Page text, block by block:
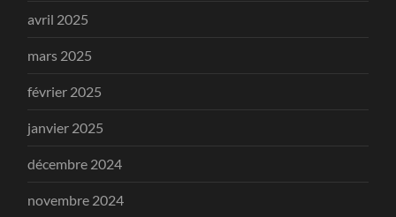
avril 2025
mars 2025
février 2025
janvier 2025
décembre 2024
novembre 2024